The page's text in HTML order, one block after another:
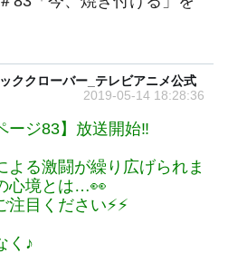
ククローバー_テレビアニメ公式
2019-05-14 18:28:36
ージ83】放送開始‼︎
よる激闘が繰り広げられま
心境とは…👀
目ください⚡️⚡️
く♪